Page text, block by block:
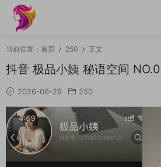
当前位置： 首页 250 正文
抖音 极品小姨 秘语空间
2026-06-29 250